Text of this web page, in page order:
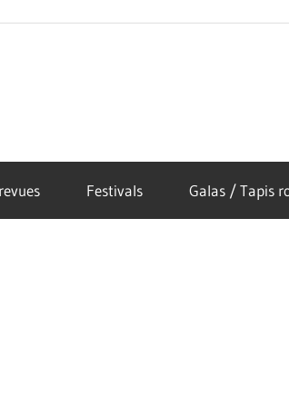
Festivals Galas / Tapis